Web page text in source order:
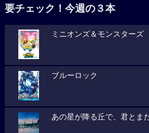
要チェック！今週の３本
ミニオンズ＆モンスターズ
ブルーロック
あの星が降る丘で、君とま